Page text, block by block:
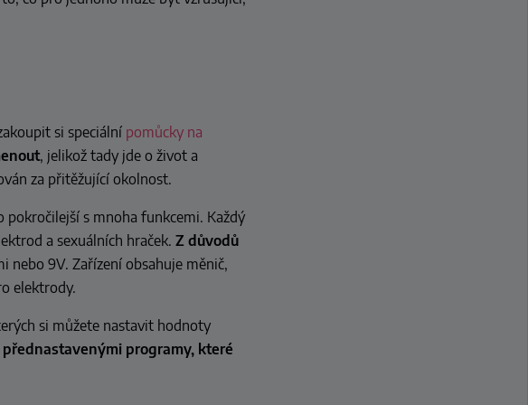
si speciální pomůcky na
, jelikož tady jde o život a
za přitěžující okolnost.
pokročilejší s mnoha funkcemi. Každý
a sexuálních hraček. Z důvodů
nebo 9V. Zařízení obsahuje měnič,
elektrody.
si můžete nastavit hodnoty
programy, které